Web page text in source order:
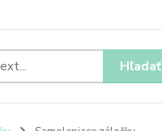
Hľadať